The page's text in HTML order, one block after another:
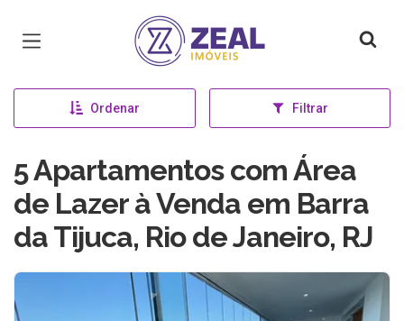
Página inicial
Ordenar Filtrar
5 Apartamentos com Área
de Lazer à Venda em Barra
da Tijuca, Rio de Janeiro, RJ